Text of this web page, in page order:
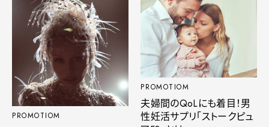
PROMOTIOM
PROMOTIOM
夫婦間のQoLにも着目！男
性妊活サプリ「ストークピュ